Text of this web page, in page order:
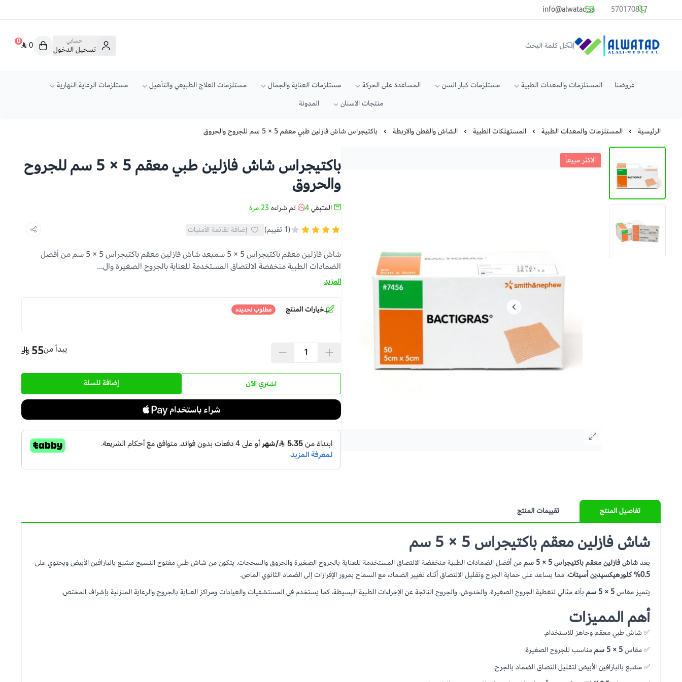
common.titles.skip_to_main_content
570170817
info@alwatad.sa
متجر الوتد العالي الطبي
حسابي
تسجيل الدخول
0 0
عروضنا المستلزمات والمعدات الطبية مستلزمات كبار السن المساعدة على الحركة مستلزمات العناية والجمال مستلزمات العلاج الطبيعي والتأهيل
مستلزمات الرعاية النهارية
منتجات الاسنان
المدونة
الرئيسية المستلزمات والمعدات الطبية المستهلكات الطبية الشاش والقطن والاربطة باكتيجراس شاش فازلين طبي معقم 5 × 5 سم للجروح والحروق
الاكثر مبيعاً
باكتيجراس شاش فازلين طبي معقم 5 × 5 سم للجروح
والحروق
المتبقي4 تم شراءه 23 مرة
(1 تقييم) إضافة لقائمة الأمنيات
شاش فازلين معقم باكتيجراس 5 × 5 سميعد شاش فازلين معقم باكتيجراس 5 × 5 سم من أفضل
الضمادات الطبية منخفضة الالتصاق المستخدمة للعناية بالجروح الصغيرة وال...
المزيد
خيارات المنتج مطلوب تحديده
5سم×5سم(Bo
يبدأ من55
إضافة للسلة اشتري الآن
تفاصيل المنتج تقييمات المنتج
شاش فازلين معقم باكتيجراس 5 × 5 سم
يعدشاش فازلين معقم باكتيجراس 5 × 5 سم
من أفضل الضمادات الطبية منخفضة الالتصاق المستخدمة للعناية بالجروح الصغيرة والحروق والسحجات. يتكون من شاش طبي مفتوح النسيج مشبع بالبارافين الأبيض ويحتوي على
0.5% كلورهيكسيدين أسيتات
، مما يساعد على حماية الجرح وتقليل الالتصاق أثناء تغيير الضماد، مع السماح بمرور الإفرازات إلى الضماد الثانوي الماص.
يتميز مقاس5 × 5 سم بأنه مثالي لتغطية الجروح الصغيرة، والخدوش، والجروح الناتجة عن الإجراءات الطبية البسيطة، كما يستخدم في المستشفيات والعيادات ومراكز العناية بالجروح والرعاية المنزلية بإشراف المختص.
أهم المميزات
✅ شاش طبي معقم وجاهز للاستخدام.
✅ مقاس5 × 5 سم
مناسب للجروح الصغيرة.
✅ مشبع بالبارافين الأبيض لتقليل التصاق الضماد بالجرح.